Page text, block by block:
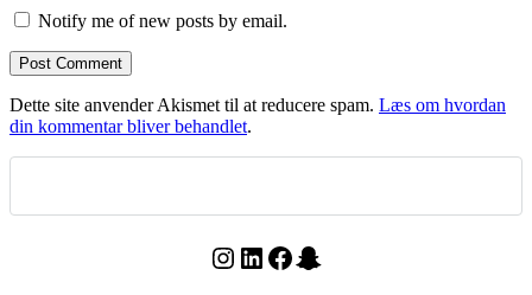
Notify me of new posts by email.
Dette site anvender Akismet til at reducere spam. Læs om hvordan
din kommentar bliver behandlet.
Instagram
LinkedIn
Facebook
Snapchat